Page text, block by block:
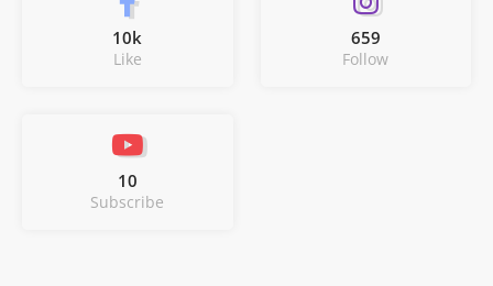
10k
Like
659
Follow
10
Subscribe